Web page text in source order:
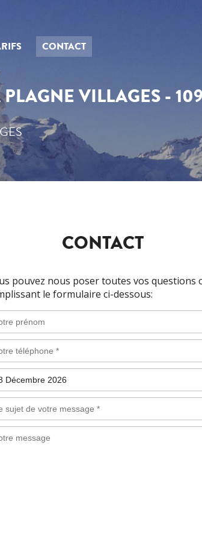
CONTACT
VILLAGES -
CONTACT
pouvez nous poser toutes vos questions
le formulaire ci-dessous: